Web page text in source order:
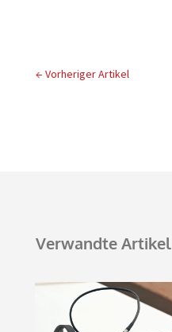
← Vorheriger Artikel
Verwandte Artikel